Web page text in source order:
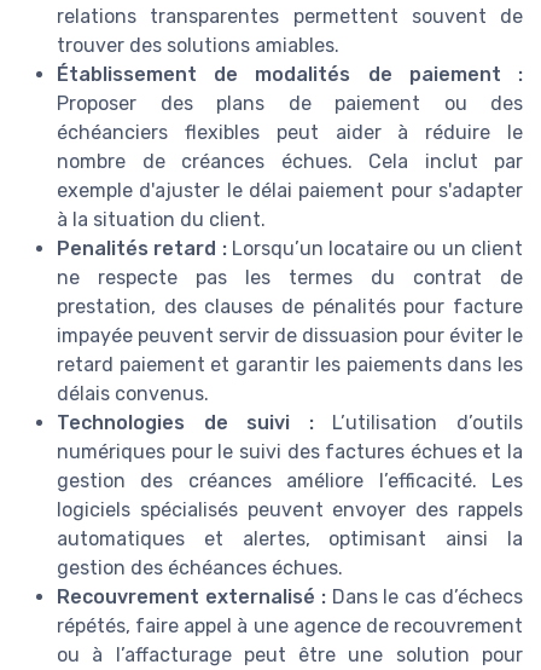
relations transparentes permettent souvent de
trouver des solutions amiables.
Établissement de modalités de paiement :
Proposer des plans de paiement ou des
échéanciers flexibles peut aider à réduire le
nombre de créances échues. Cela inclut par
exemple d'ajuster le délai paiement pour s'adapter
à la situation du client.
Penalités retard :Lorsqu’un locataire ou un client
ne respecte pas les termes du contrat de
prestation, des clauses de pénalités pour facture
impayée peuvent servir de dissuasion pour éviter le
retard paiement et garantir les paiements dans les
délais convenus.
Technologies de suivi :L’utilisation d’outils
numériques pour le suivi des factures échues et la
gestion des créances améliore l’efficacité. Les
logiciels spécialisés peuvent envoyer des rappels
automatiques et alertes, optimisant ainsi la
gestion des échéances échues.
Recouvrement externalisé :Dans le cas d’échecs
répétés, faire appel à une agence de recouvrement
ou à l’affacturage peut être une solution pour